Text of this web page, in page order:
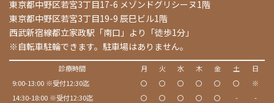
東京都中野区若宮3丁目17-6 メゾンドグリシーヌ1階
東京都中野区若宮3丁目19-9 辰巳ビル1階
西武新宿線都立家政駅「南口」より「徒歩1分」
※自転車駐輪できます。駐車場はありません。
診療時間 月 火 水 木 金 土
日
9:00-13:00 ※受付12:30迄
〇 〇 〇 〇 〇 〇
※
14:30-18:00 ※受付12:30迄
〇 〇 〇 〇 〇 -
-